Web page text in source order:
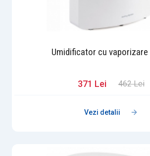
Umidificator cu vaporizare
371 Lei 462 Lei
Vezi detalii